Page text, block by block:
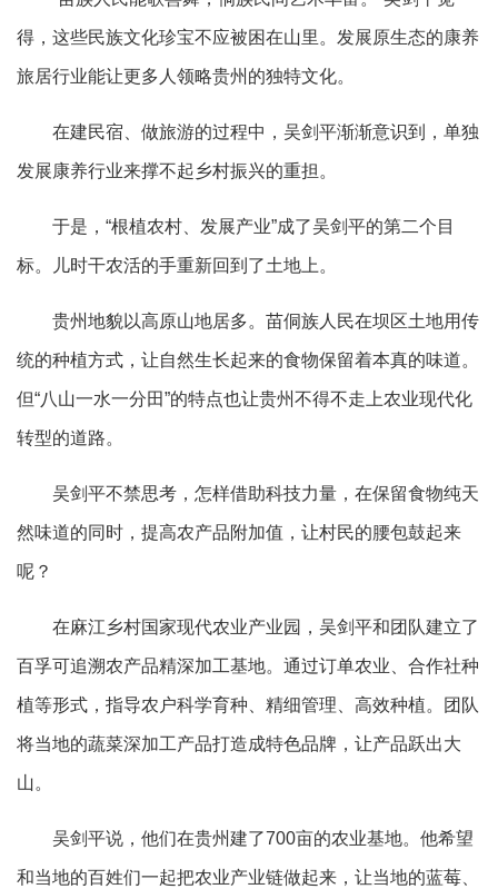
得，这些民族文化珍宝不应被困在山里。发展原生态的康养
旅居行业能让更多人领略贵州的独特文化。
在建民宿、做旅游的过程中，吴剑平渐渐意识到，单独
发展康养行业来撑不起乡村振兴的重担。
于是，“根植农村、发展产业”成了吴剑平的第二个目
标。儿时干农活的手重新回到了土地上。
贵州地貌以高原山地居多。苗侗族人民在坝区土地用传
统的种植方式，让自然生长起来的食物保留着本真的味道。
但“八山一水一分田”的特点也让贵州不得不走上农业现代化
转型的道路。
吴剑平不禁思考，怎样借助科技力量，在保留食物纯天
然味道的同时，提高农产品附加值，让村民的腰包鼓起来
呢？
在麻江乡村国家现代农业产业园，吴剑平和团队建立了
百孚可追溯农产品精深加工基地。通过订单农业、合作社种
植等形式，指导农户科学育种、精细管理、高效种植。团队
将当地的蔬菜深加工产品打造成特色品牌，让产品跃出大
山。
吴剑平说，他们在贵州建了700亩的农业基地。他希望
和当地的百姓们一起把农业产业链做起来，让当地的蓝莓、